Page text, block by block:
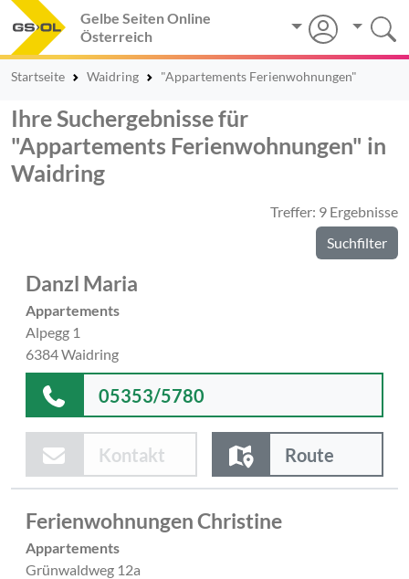
Gelbe Seiten Online
Österreich
Startseite Waidring "Appartements Ferienwohnungen"
Ihre Suchergebnisse für
"Appartements Ferienwohnungen" in
Waidring
Treffer: 9 Ergebnisse
Suchfilter
Danzl Maria
Appartements
Alpegg 1
6384 Waidring
05353/5780
Kontakt Route
Ferienwohnungen Christine
Appartements
Grünwaldweg 12a